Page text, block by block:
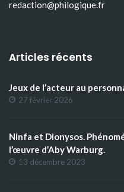
redaction@philogique.fr
Articles récents
Jeux de l’acteur au
27 février 2026
Ninfa et Dionysos.
l’œuvre d’Aby Warburg.
13 décembre 2023